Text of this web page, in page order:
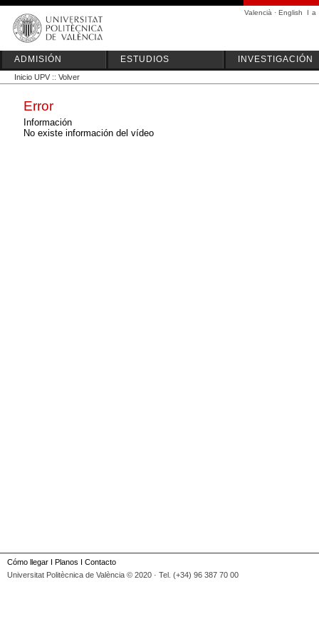
Valencià · English I a
ADMISIÓN ESTUDIOS INVESTIGACIÓN
Inicio UPV :: Volver
Error
Información
No existe información del vídeo
Cómo llegar I Planos I Contacto
Universitat Politècnica de València © 2020 · Tel. (+34) 96 387 70 00